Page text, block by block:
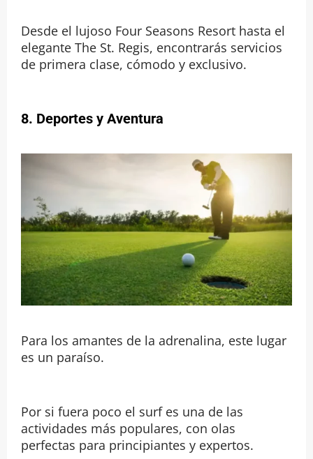
Desde el lujoso Four Seasons Resort hasta el
elegante The St. Regis, encontrarás servicios
de primera clase, cómodo y exclusivo.
8. Deportes y Aventura
Para los amantes de la adrenalina, este lugar
es un paraíso.
Por si fuera poco el surf es una de las
actividades más populares, con olas
perfectas para principiantes y expertos.